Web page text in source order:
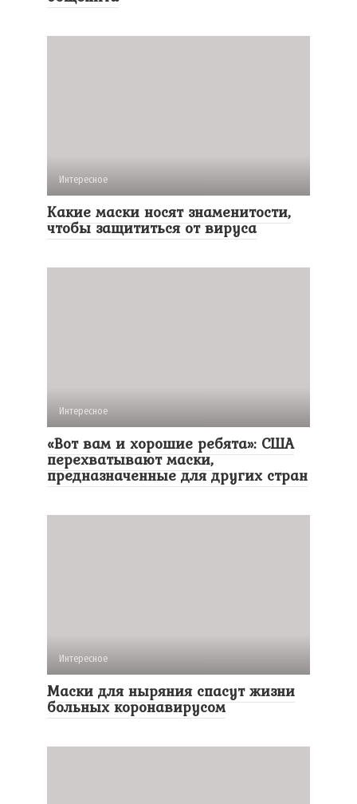
Интересное
Какие маски носят знаменитости,
чтобы защититься от вируса
Интересное
«Вот вам и хорошие ребята»: США
перехватывают маски,
предназначенные для других стран
Интересное
Маски для ныряния спасут жизни
больных коронавирусом